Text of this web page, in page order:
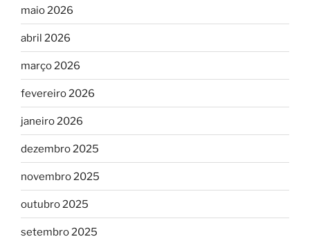
maio 2026
abril 2026
março 2026
fevereiro 2026
janeiro 2026
dezembro 2025
novembro 2025
outubro 2025
setembro 2025